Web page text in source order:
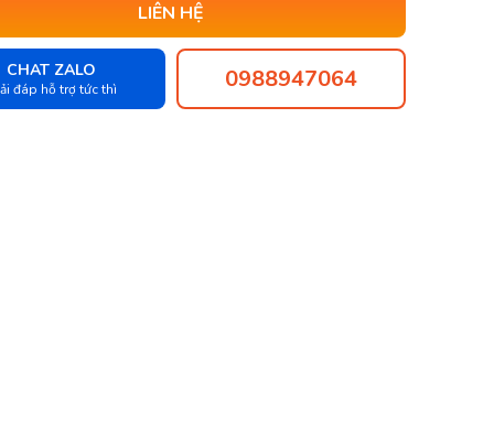
LIÊN HỆ
CHAT ZALO
đáp hỗ trợ tức thì 0988947064